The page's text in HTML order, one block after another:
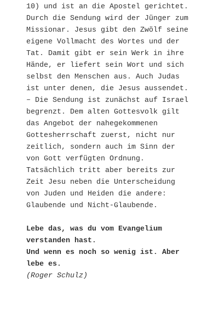
10) und ist an die Apostel gerichtet.
Durch die Sendung wird der Jünger zum
Missionar. Jesus gibt den Zwölf seine
eigene Vollmacht des Wortes und der
Tat. Damit gibt er sein Werk in ihre
Hände, er liefert sein Wort und sich
selbst den Menschen aus. Auch Judas
ist unter denen, die Jesus aussendet.
– Die Sendung ist zunächst auf Israel
begrenzt. Dem alten Gottesvolk gilt
das Angebot der nahegekommenen
Gottesherrschaft zuerst, nicht nur
zeitlich, sondern auch im Sinn der
von Gott verfügten Ordnung.
Tatsächlich tritt aber bereits zur
Zeit Jesu neben die Unterscheidung
von Juden und Heiden die andere:
Glaubende und Nicht-Glaubende.
Lebe das, was du vom Evangelium
verstanden hast.
Und wenn es noch so wenig ist. Aber
lebe es.
(Roger Schulz)